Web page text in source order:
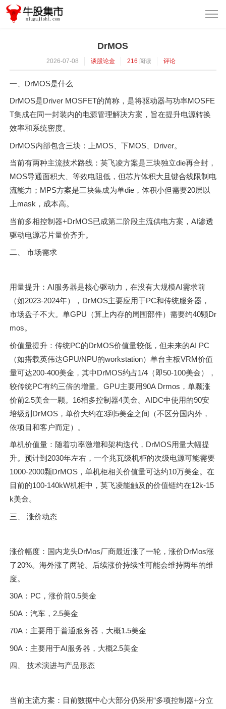
DrMOS
2026-07-08 谈股论金 216 阅读 评论
一、DrMOS是什么
DrMOS是Driver MOSFET的简称，是将驱动器与功率MOSFE
T集成在同一封装内的电源管理解决方案，旨在提升电源转换
效率和系统密度。
DrMOS内部包含三块：上MOS、下MOS、Driver。
当前有两种主流技术路线：英飞凌方案是三块独立die再合封，
MOS导通面积大、等效电阻低，但芯片体积大且键合线限制电
流能力；MPS方案是三块集成为单die，体积小但需要20层以
上mask，成本高。
当前多相控制器+DrMOS已成第二阶段主流供电方案，AI渗透
驱动电源芯片量价齐升。
二、 市场需求
用量提升：AI服务器是核心驱动力，在没有大规模AI需求前
（如2023-2024年），DrMOS主要应用于PC和传统服务器，
市场盘子不大。单GPU（算上内存的周围部件）需要约40颗Dr
mos。
价值量提升：传统PC的DrMOS价值量较低，但未来的AI PC
（如搭载英伟达GPU/NPU的workstation）单台主板VRM价值
量可达200-400美金，其中DrMOS约占1/4（即50-100美金），
较传统PC有约三倍的增量。GPU主要用90A Drmos，单颗涨
价前2.5美金一颗。16相多控制器4美金。AIDC中使用的90安
培级别DrMOS，单价大约在3到5美金之间（不区分国内外，
依项目和客户而定）。
单机价值量：随着功率激增和架构迭代，DrMOS用量大幅提
升。预计到2030年左右，一个兆瓦级机柜的次级电源可能需要
1000-2000颗DrMOS，单机柜相关价值量可达约10万美金。在
目前的100-140kW机柜中，英飞凌能触及的价值链约在12k-15
k美金。
三、 涨价动态
涨价幅度：国内龙头DrMos厂商最近涨了一轮，涨价DrMos涨
了20%。海外涨了两轮。后续涨价持续性可能会维持两年的维
度。
30A：PC，涨价前0.5美金
50A：汽车，2.5美金
70A：主要用于普通服务器，大概1.5美金
90A：主要用于AI服务器，大概2.5美金
四、 技术演进与产品形态
当前主流方案：目前数据中心大部分仍采用“多项控制器+分立